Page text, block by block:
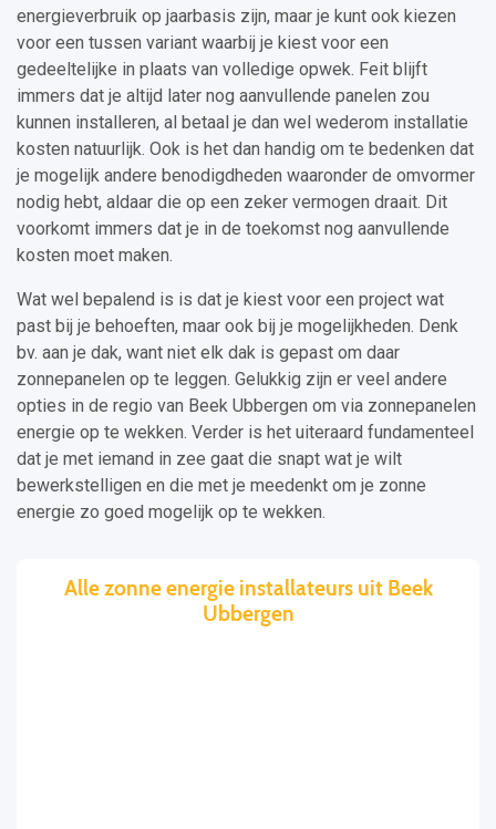
energieverbruik op jaarbasis zijn, maar je kunt ook kiezen
voor een tussen variant waarbij je kiest voor een
gedeeltelijke in plaats van volledige opwek. Feit blijft
immers dat je altijd later nog aanvullende panelen zou
kunnen installeren, al betaal je dan wel wederom installatie
kosten natuurlijk. Ook is het dan handig om te bedenken dat
je mogelijk andere benodigdheden waaronder de omvormer
nodig hebt, aldaar die op een zeker vermogen draait. Dit
voorkomt immers dat je in de toekomst nog aanvullende
kosten moet maken.
Wat wel bepalend is is dat je kiest voor een project wat
past bij je behoeften, maar ook bij je mogelijkheden. Denk
bv. aan je dak, want niet elk dak is gepast om daar
zonnepanelen op te leggen. Gelukkig zijn er veel andere
opties in de regio van Beek Ubbergen om via zonnepanelen
energie op te wekken. Verder is het uiteraard fundamenteel
dat je met iemand in zee gaat die snapt wat je wilt
bewerkstelligen en die met je meedenkt om je zonne
energie zo goed mogelijk op te wekken.
Alle zonne energie installateurs uit Beek
Ubbergen